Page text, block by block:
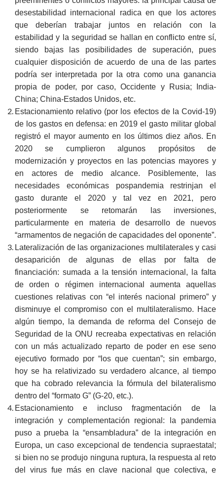
desestabilidad internacional radica en que los actores
que deberían trabajar juntos en relación con la
estabilidad y la seguridad se hallan en conflicto entre sí,
siendo bajas las posibilidades de superación, pues
cualquier disposición de acuerdo de una de las partes
podría ser interpretada por la otra como una ganancia
propia de poder, por caso, Occidente y Rusia; India-
China; China-Estados Unidos, etc.
Estacionamiento relativo (por los efectos de la Covid-19)
de los gastos en defensa: en 2019 el gasto militar global
registró el mayor aumento en los últimos diez años. En
2020 se cumplieron algunos propósitos de
modernización y proyectos en las potencias mayores y
en actores de medio alcance. Posiblemente, las
necesidades económicas pospandemia restrinjan el
gasto durante el 2020 y tal vez en 2021, pero
posteriormente se retomarán las inversiones,
particularmente en materia de desarrollo de nuevos
“armamentos de negación de capacidades del oponente”.
Lateralización de las organizaciones multilaterales y casi
desaparición de algunas de ellas por falta de
financiación: sumada a la tensión internacional, la falta
de orden o régimen internacional aumenta aquellas
cuestiones relativas con “el interés nacional primero” y
disminuye el compromiso con el multilateralismo. Hace
algún tiempo, la demanda de reforma del Consejo de
Seguridad de la ONU recreaba expectativas en relación
con un más actualizado reparto de poder en ese seno
ejecutivo formado por “los que cuentan”; sin embargo,
hoy se ha relativizado su verdadero alcance, al tiempo
que ha cobrado relevancia la fórmula del bilateralismo
dentro del “formato G” (G-20, etc.).
Estacionamiento e incluso fragmentación de la
integración y complementación regional: la pandemia
puso a prueba la “ensambladura” de la integración en
Europa, un caso excepcional de tendencia supraestatal;
si bien no se produjo ninguna ruptura, la respuesta al reto
del virus fue más en clave nacional que colectiva, e